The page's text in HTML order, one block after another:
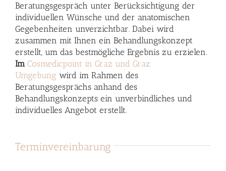
Beratungsgespräch unter Berücksichtigung der
individuellen Wünsche und der anatomischen
Gegebenheiten unverzichtbar. Dabei wird
zusammen mit Ihnen ein Behandlungskonzept
erstellt, um das bestmögliche Ergebnis zu erzielen.
Im Cosmedicpoint in Graz und Graz
Umgebung wird im Rahmen des
Beratungsgesprächs anhand des
Behandlungskonzepts ein unverbindliches und
individuelles Angebot erstellt.
Terminvereinbarung